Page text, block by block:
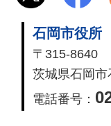
石岡市役所
〒315-8640
茨城県石岡
電話番号：